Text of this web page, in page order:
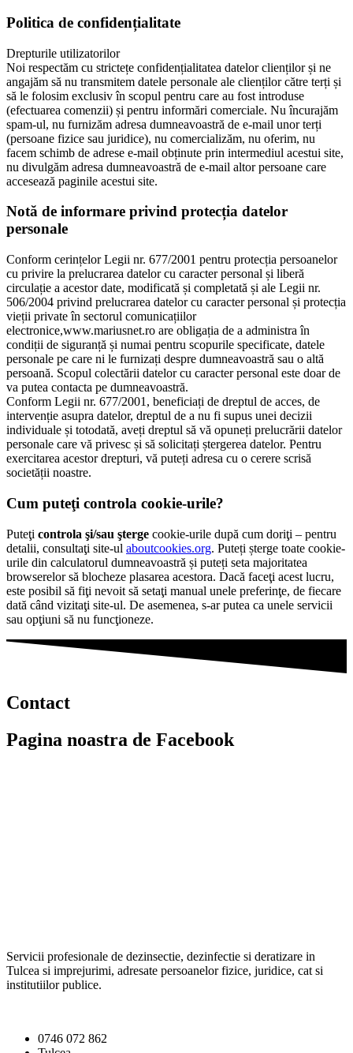
Politica de confidențialitate
Drepturile utilizatorilor
Noi respectăm cu strictețe confidențialitatea datelor clienților și ne
angajăm să nu transmitem datele personale ale clienților către terți și
să le folosim exclusiv în scopul pentru care au fost introduse
(efectuarea comenzii) și pentru informări comerciale. Nu încurajăm
spam-ul, nu furnizăm adresa dumneavoastră de e-mail unor terți
(persoane fizice sau juridice), nu comercializăm, nu oferim, nu
facem schimb de adrese e-mail obținute prin intermediul acestui site,
nu divulgăm adresa dumneavoastră de e-mail altor persoane care
accesează paginile acestui site.
Notă de informare privind protecția datelor
personale
Conform cerințelor Legii nr. 677/2001 pentru protecția persoanelor
cu privire la prelucrarea datelor cu caracter personal și liberă
circulație a acestor date, modificată și completată și ale Legii nr.
506/2004 privind prelucrarea datelor cu caracter personal și protecția
vieții private în sectorul comunicațiilor
electronice,www.mariusnet.ro are obligația de a administra în
condiții de siguranță și numai pentru scopurile specificate, datele
personale pe care ni le furnizați despre dumneavoastră sau o altă
persoană. Scopul colectării datelor cu caracter personal este doar de
va putea contacta pe dumneavoastră.
Conform Legii nr. 677/2001, beneficiați de dreptul de acces, de
intervenție asupra datelor, dreptul de a nu fi supus unei decizii
individuale și totodată, aveți dreptul să vă opuneți prelucrării datelor
personale care vă privesc și să solicitați ștergerea datelor. Pentru
exercitarea acestor drepturi, vă puteți adresa cu o cerere scrisă
societății noastre.
Cum puteţi controla cookie-urile?
Puteţi controla şi/sau şterge cookie-urile după cum doriţi – pentru
detalii, consultaţi site-ul aboutcookies.org. Puteți șterge toate cookie-
urile din calculatorul dumneavoastră și puteți seta majoritatea
browserelor să blocheze plasarea acestora. Dacă faceţi acest lucru,
este posibil să fiţi nevoit să setaţi manual unele preferinţe, de fiecare
dată când vizitaţi site-ul. De asemenea, s-ar putea ca unele servicii
sau opţiuni să nu funcţioneze.
Contact
Pagina noastra de Facebook
Servicii profesionale de dezinsectie, dezinfectie si deratizare in
Tulcea si imprejurimi, adresate persoanelor fizice, juridice, cat si
institutiilor publice.
0746 072 862